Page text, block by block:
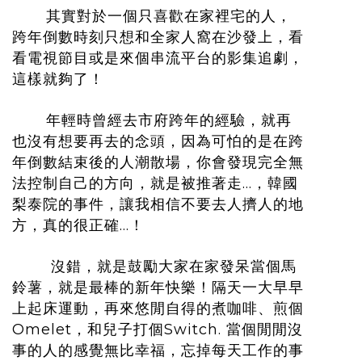
其實對於一個只喜歡在家裡宅的人，
跨年倒數時刻只想和全家人窩在沙發上，看
看電視節目或是來個串流平台的影集追劇，
這樣就夠了！
年輕時曾經去市府跨年的經驗，就再
也沒有想要再去的念頭，因為可怕的是在跨
年倒數結束後的人潮散場，你會發現完全無
法控制自己的方向，就是被推著走…，韓國
梨泰院的事件，讓我相信不要去人擠人的地
方，真的很正確…！
沒錯，就是鼓勵大家在家發呆當個馬
鈴薯，就是最棒的新年快樂！隔天一大早早
上起床運動，再來悠閒自得的煮咖啡、煎個
Omelet，和兒子打個Switch. 當個閒閒沒
事的人的感覺無比幸福，忘掉每天工作的事